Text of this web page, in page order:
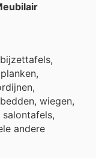
wiegen,
andere